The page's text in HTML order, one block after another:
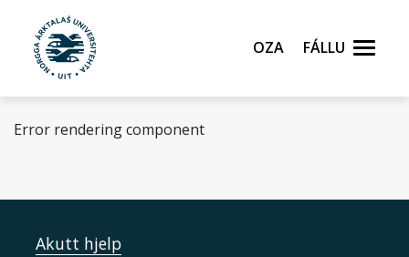
Gå til hovedinnhold
Oza
Fállu
Error rendering component
Akutt hjelp